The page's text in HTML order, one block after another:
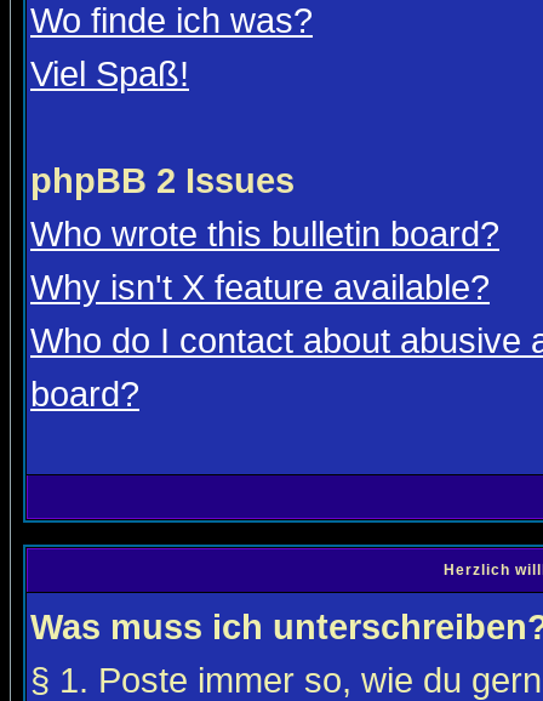
Wo finde ich was?
Viel Spaß!
phpBB 2 Issues
Who wrote this bulletin board?
Why isn't X feature available?
Who do I contact about abusive
board?
Herzlich
Was muss ich
§ 1. Poste immer so, wie du